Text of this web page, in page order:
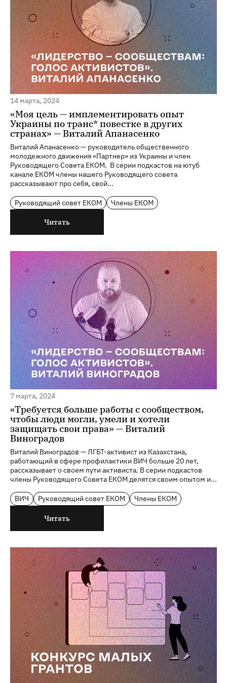
14 марта, 2024
«Моя цель — имплементировать опыт
Украины по транс* повестке в других
странах» — Виталий Апанасенко
Виталий Апанасенко — руководитель общественного
молодежного движения «Партнер» из Украины и член
Руководящего Совета ЕКОМ. В серии подкастов на ютуб
канале ЕКОМ члены нашего Руководящего совета
рассказывают про себя, свой...
Руководящий совет ЕКОМ Члены ЕКОМ
Читать
7 марта, 2024
«Требуется больше работы с сообществом,
чтобы люди могли, умели и хотели
защищать свои права» — Виталий
Виноградов
Виталий Виноградов — ЛГБТ-активист из Казахстана,
работающий в сфере профилактики ВИЧ больше 20 лет,
рассказывает о своем пути активиста. В серии подкастов
члены Руководящего Совета ЕКОМ делятся своим опытом и...
ВИЧ Руководящий совет ЕКОМ Члены ЕКОМ
Читать